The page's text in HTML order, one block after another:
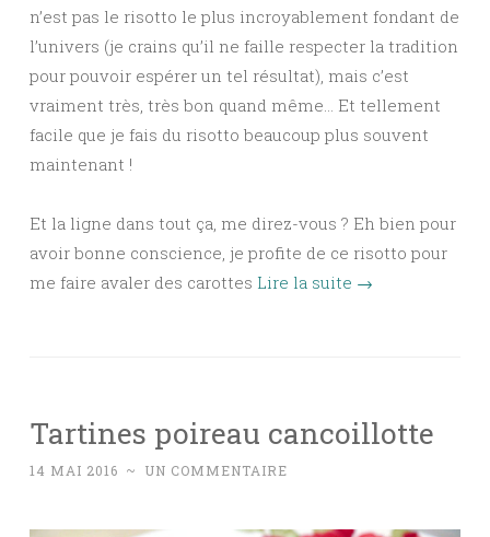
n’est pas le risotto le plus incroyablement fondant de
l’univers (je crains qu’il ne faille respecter la tradition
pour pouvoir espérer un tel résultat), mais c’est
vraiment très, très bon quand même… Et tellement
facile que je fais du risotto beaucoup plus souvent
maintenant !
Et la ligne dans tout ça, me direz-vous ? Eh bien pour
avoir bonne conscience, je profite de ce risotto pour
me faire avaler des carottes Lire la suite →
Tartines poireau cancoillotte
14 MAI 2016 ~ UN COMMENTAIRE